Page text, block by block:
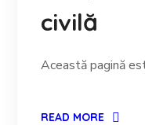
civilă
Această pagină
READ MORE